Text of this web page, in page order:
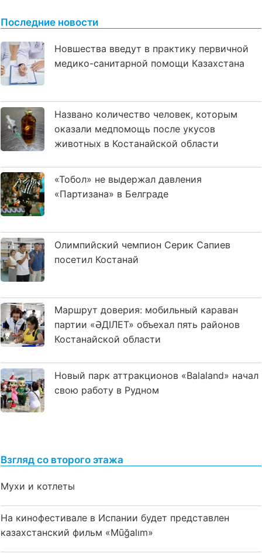
Последние новости
Новшества введут в практику первичной
медико-санитарной помощи Казахстана
Названо количество человек, которым
оказали медпомощь после укусов
животных в Костанайской области
«Тобол» не выдержал давления
«Партизана» в Белграде
Олимпийский чемпион Серик Сапиев
посетил Костанай
Маршрут доверия: мобильный караван
партии «ӘДІЛЕТ» объехал пять районов
Костанайской области
Новый парк аттракционов «Balaland» начал
свою работу в Рудном
Взгляд со второго этажа
Мухи и котлеты
На кинофестивале в Испании будет представлен
казахстанский фильм «Mūğalım»